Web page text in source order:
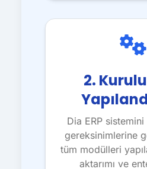
2.
Dia ERP
gereksinimlerine
tüm modülleri
aktarımı ve